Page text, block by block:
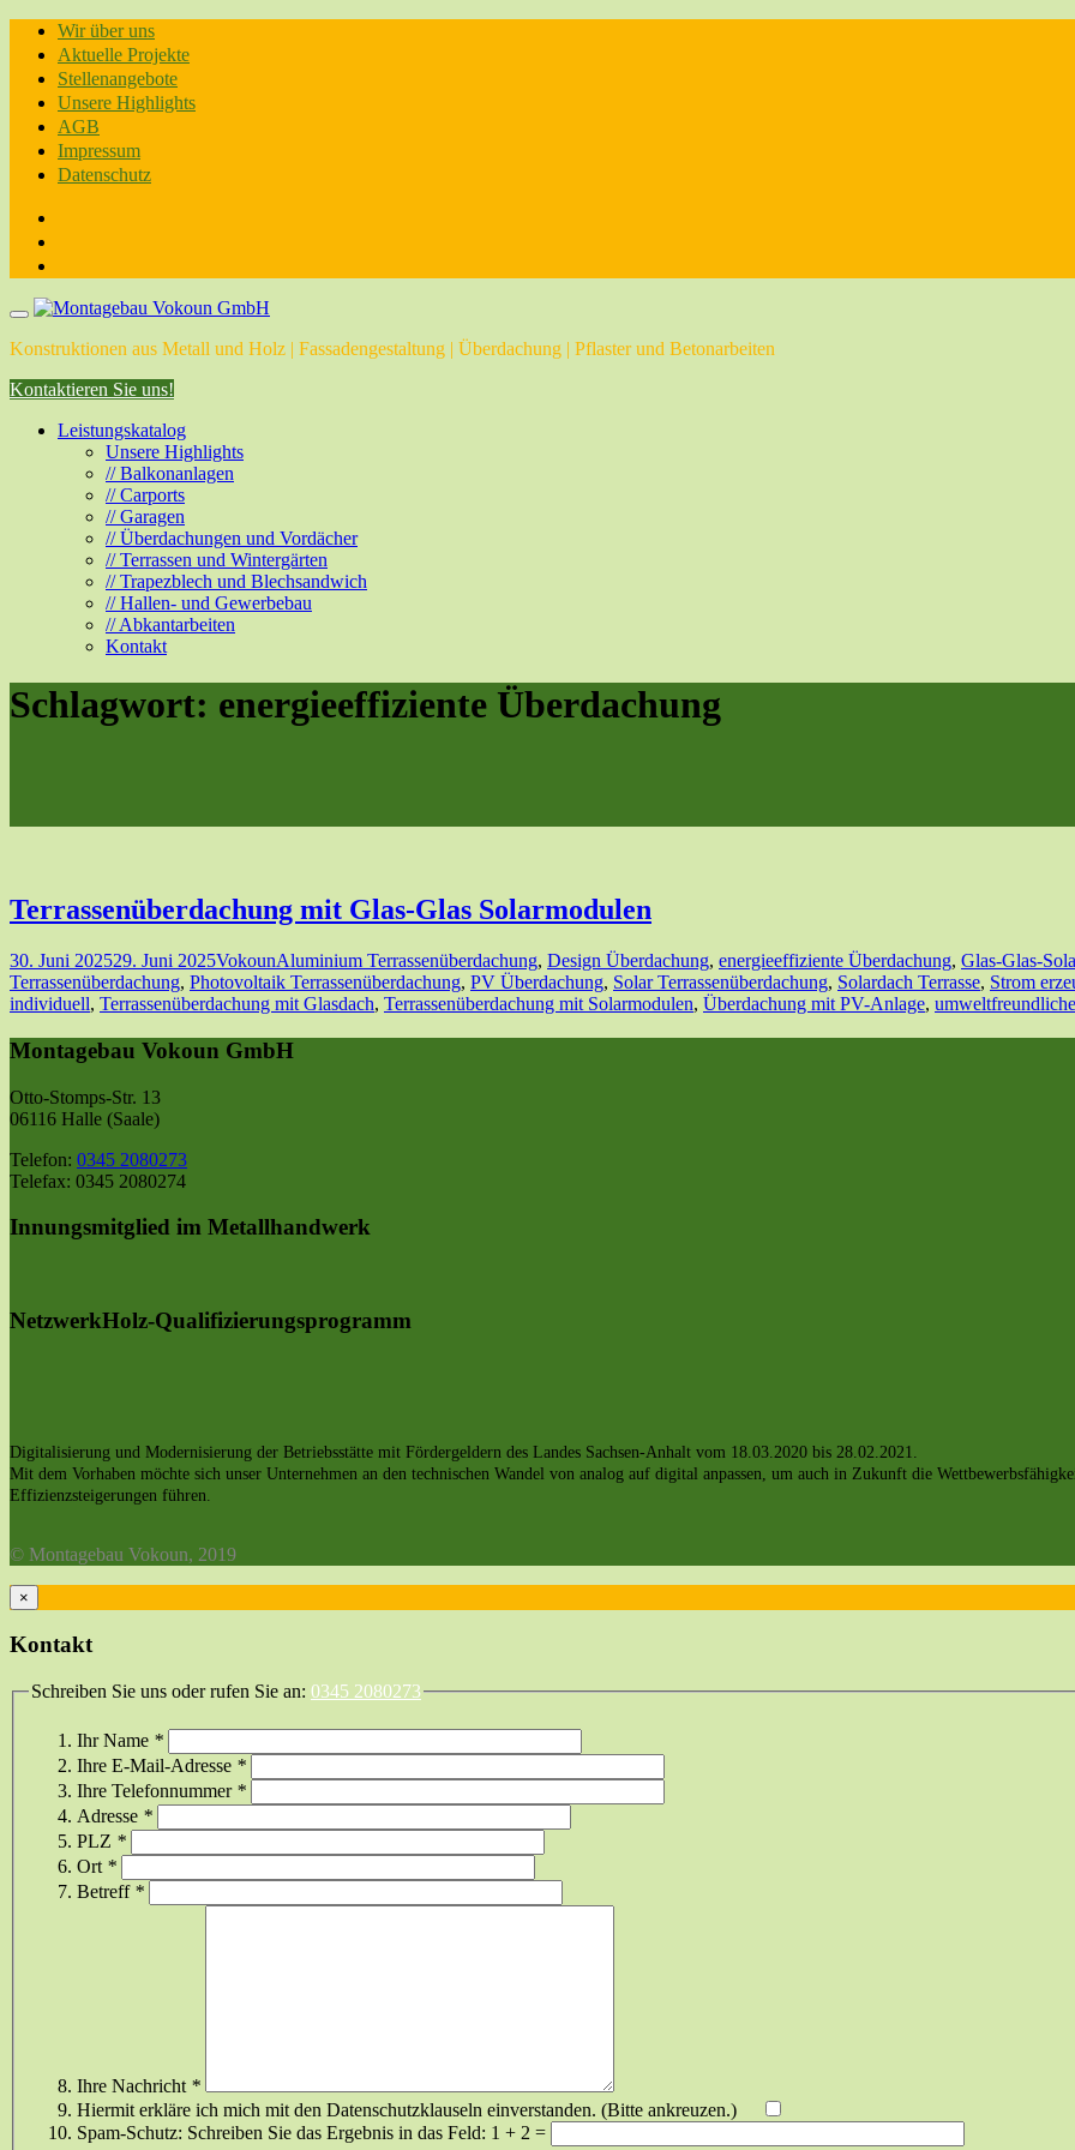
Skip
content
Wir über uns
Aktuelle Projekte
Stellenangebote
Unsere Highlights
AGB
Impressum
Datenschutz
Konstruktionen aus Metall und Holz | Fassadengestaltung | Überdachung | Pflaster und Betonarbeiten
Kontaktieren Sie uns!
Leistungskatalog
Unsere Highlights
// Balkonanlagen
// Carports
// Garagen
// Überdachungen und Vordächer
// Terrassen und Wintergärten
// Trapezblech und Blechsandwich
// Hallen- und Gewerbebau
// Abkantarbeiten
Kontakt
Schlagwort: energieeffiziente Überdachung
Terrassenüberdachung mit Glas-Glas Solarmodulen
30. Juni 202529. Juni 2025VokounAluminium Terrassenüberdachung, Design Überdachung, energieeffiziente Überdachung, Glas-Glas-
Terrassenüberdachung, Photovoltaik Terrassenüberdachung, PV Überdachung, Solar Terrassenüberdachung, Solardach Terrasse, Strom
individuell, Terrassenüberdachung mit Glasdach, Terrassenüberdachung mit Solarmodulen, Überdachung mit PV-Anlage,
Montagebau Vokoun GmbH
Otto-Stomps-Str. 13
06116 Halle (Saale)
Telefon: 0345 2080273
Telefax: 0345 2080274
Innungsmitglied im Metallhandwerk
NetzwerkHolz-Qualifizierungsprogramm
Digitalisierung und Modernisierung der Betriebsstätte mit Fördergeldern des Landes Sachsen-Anhalt vom 18.03.2020 bis 28.02.2021.
Mit dem Vorhaben möchte sich unser Unternehmen an den technischen Wandel von analog auf digital anpassen, um auch in Zukunft die
Effizienzsteigerungen führen.
© Montagebau Vokoun, 2019
×
Kontakt
Schreiben Sie uns oder rufen Sie an: 0345 2080273
Ihr Name *
Ihre E-Mail-Adresse *
Ihre Telefonnummer *
Adresse *
PLZ *
Ort *
Betreff *
Ihre Nachricht *
Hiermit erkläre ich mich mit den Datenschutzklauseln einverstanden. (Bitte ankreuzen.)
Spam-Schutz: Schreiben Sie das Ergebnis in das Feld: 1 + 2 =